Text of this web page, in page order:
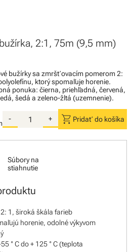
2:1, 75m (9,5 mm)
bužírky sa zmršťovacím pomerom 2:
ktorý spomaľuje horenie.
ponuka: čierna, priehľadná, červená,
šedá a zeleno-žltá (uzemnenie).
- + shopping_cart Pridať do košíka
Súbory na
stiahnutie
1, široká škála farieb
horenie, odolné výkyvom
° C do + 125 ° C (teplota